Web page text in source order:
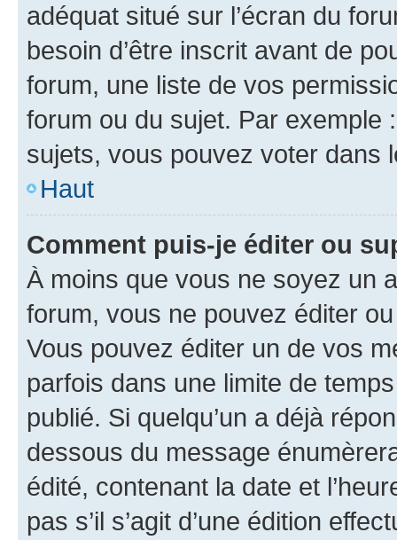
adéquat situé sur l’écran du
besoin d’être inscrit avant de
forum, une liste de vos
forum ou du sujet. Par exemple
sujets, vous pouvez voter dans
Haut
Comment puis-je éditer ou
À moins que vous ne soyez un
forum, vous ne pouvez éditer
Vous pouvez éditer un de vos
parfois dans une limite de
publié. Si quelqu’un a déjà
dessous du message
édité, contenant la date et
pas s’il s’agit d’une édition